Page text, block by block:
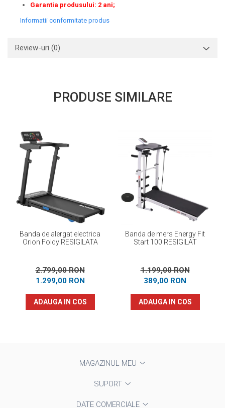
Garantia produsului: 2 ani;
Informatii conformitate produs
Review-uri (0)
PRODUSE SIMILARE
Banda de alergat electrica
Orion Foldy RESIGILATA
2.799,00 RON
1.299,00 RON
ADAUGA IN COS
Banda de mers Energy Fit
Start 100 RESIGILAT
1.199,00 RON
389,00 RON
ADAUGA IN COS
MAGAZINUL MEU
SUPORT
DATE COMERCIALE